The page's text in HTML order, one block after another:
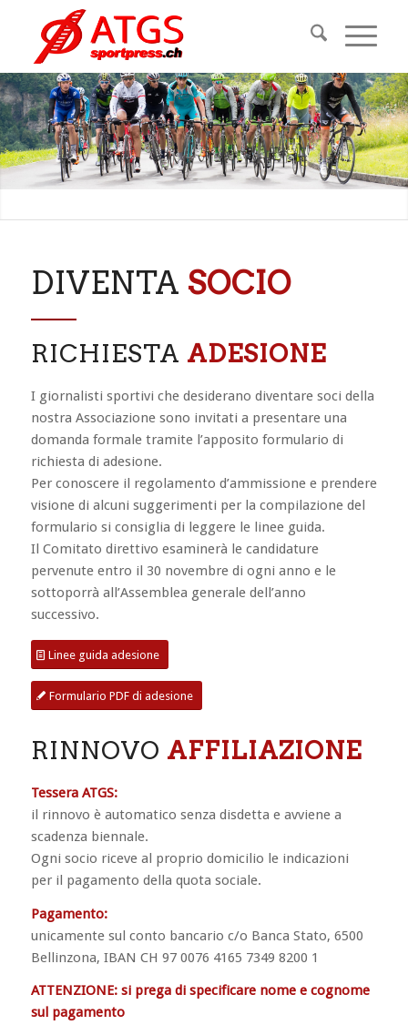
DIVENTA SOCIO
RICHIESTA ADESIONE
I giornalisti sportivi che desiderano diventare soci della
nostra Associazione sono invitati a presentare una
domanda formale tramite l’apposito formulario di
richiesta di adesione.
Per conoscere il regolamento d’ammissione e prendere
visione di alcuni suggerimenti per la compilazione del
formulario si consiglia di leggere le linee guida.
Il Comitato direttivo esaminerà le candidature
pervenute entro il 30 novembre di ogni anno e le
sottoporrà all’Assemblea generale dell’anno
successivo.
Linee guida adesione
Formulario PDF di adesione
RINNOVO AFFILIAZIONE
Tessera ATGS:
il rinnovo è automatico senza disdetta e avviene a
scadenza biennale.
Ogni socio riceve al proprio domicilio le indicazioni
per il pagamento della quota sociale.
Pagamento:
unicamente sul conto bancario c/o Banca Stato, 6500
Bellinzona, IBAN CH 97 0076 4165 7349 8200 1
ATTENZIONE: si prega di specificare nome e cognome
sul pagamento